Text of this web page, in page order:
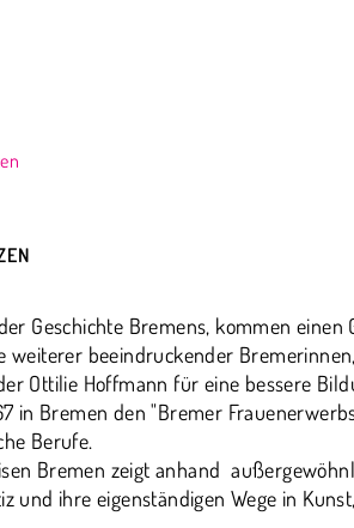
Geschichte Bremens, kommen
weiterer beeindruckender
Ottilie Hoffmann für eine bessere
in Bremen den "Bremer
Berufe.
Bremen zeigt anhand
und ihre eigenständigen Wege in